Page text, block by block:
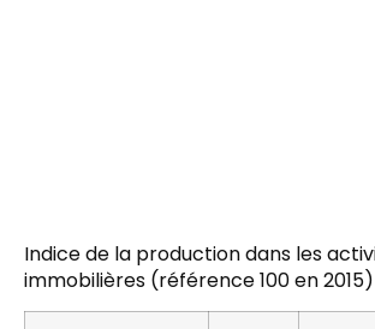
Indice de la production dans les
immobilières (référence 100 en 2015)